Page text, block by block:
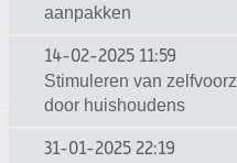
aanpakken
14-02-2025 11:59
Stimuleren van
door huishoudens
31-01-2025 22:19